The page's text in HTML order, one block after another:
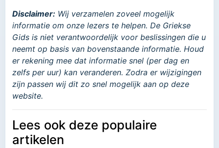
Disclaimer: Wij verzamelen zoveel mogelijk
informatie om onze lezers te helpen. De Griekse
Gids is niet verantwoordelijk voor beslissingen die u
neemt op basis van bovenstaande informatie. Houd
er rekening mee dat informatie snel (per dag en
zelfs per uur) kan veranderen. Zodra er wijzigingen
zijn passen wij dit zo snel mogelijk aan op deze
website.
Lees ook deze populaire
artikelen